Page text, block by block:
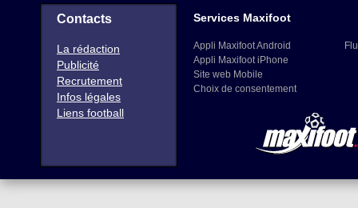
Contacts
La rédaction
Publicité
Recrutement
Infos légales
Liens football
Services Maxifoot
Appli Maxifoot Android
Appli Maxifoot iPhone
Site web Mobile
Choix de consentement